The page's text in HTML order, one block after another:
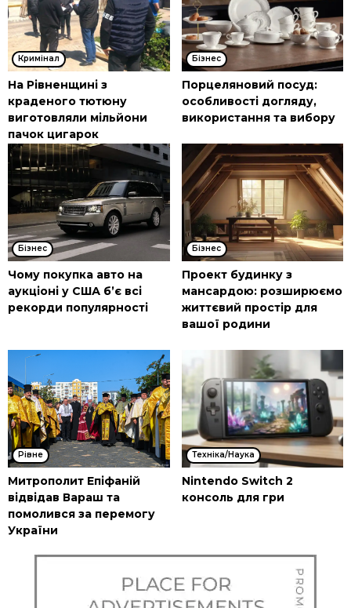
Кримінал
На Рівненщині з
краденого тютюну
виготовляли мільйони
пачок цигарок
Бізнес
Порцеляновий посуд:
особливості догляду,
використання та вибору
Бізнес
Чому покупка авто на
аукціоні у США б’є всі
рекорди популярності
Бізнес
Проект будинку з
мансардою: розширюємо
життєвий простір для
вашої родини
Рівне
Митрополит Епіфаній
відвідав Вараш та
помолився за перемогу
України
Техніка/Наука
Nintendo Switch 2
консоль для гри